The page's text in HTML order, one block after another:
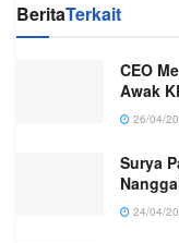
BeritaTerkait
CEO
Awak
26/04/
Surya
24/04/